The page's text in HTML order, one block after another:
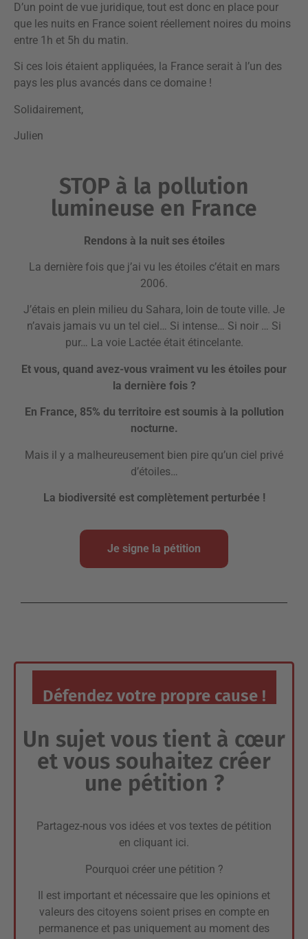
D’un point de vue juridique, tout est donc en place pour
que les nuits en France soient réellement noires du moins
entre 1h et 5h du matin.
Si ces lois étaient appliquées, la France serait à l’un des
pays les plus avancés dans ce domaine !
Solidairement,
Julien
STOP à la pollution
lumineuse en France
Rendons à la nuit ses étoiles
La dernière fois que j’ai vu les étoiles c’était en mars
2006.
J’étais en plein milieu du Sahara, loin de toute ville. Je
n’avais jamais vu un tel ciel… Si intense… Si noir … Si
pur… La voie Lactée était étincelante.
Et vous, quand avez-vous vraiment vu les étoiles pour
la dernière fois ?
En France, 85% du territoire est soumis à la pollution
nocturne.
Mais il y a malheureusement bien pire qu’un ciel privé
d’étoiles…
La biodiversité est complètement perturbée !
Je signe la pétition
Défendez votre propre cause !
Un sujet vous tient à cœur
et vous souhaitez créer
une pétition ?
Partagez-nous vos idées et vos textes de pétition
en cliquant ici.
Pourquoi créer une pétition ?
Il est important et nécessaire que les opinions et
valeurs des citoyens soient prises en compte en
permanence et pas uniquement au moment des